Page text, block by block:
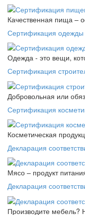
Качественная пища –
Сертификация одежды
Одежда - это вещи,
Сертификация
Добровольная или
Сертификация
Косметическая
Декларация
Мясо – продукт
Декларация
Производите мебель?